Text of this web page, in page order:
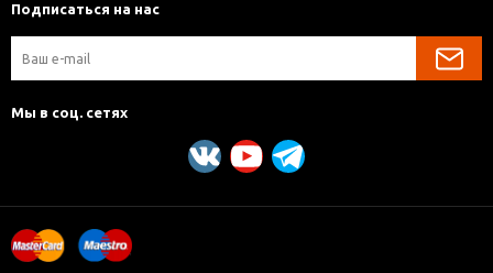
Подписаться на нас
Мы в соц. сетях